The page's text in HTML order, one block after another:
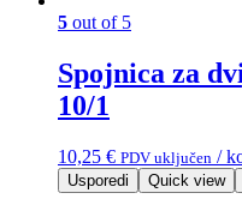
5 out of 5
Spojnica za
10/1
10,25 € PDV uključen /
Usporedi Quick view